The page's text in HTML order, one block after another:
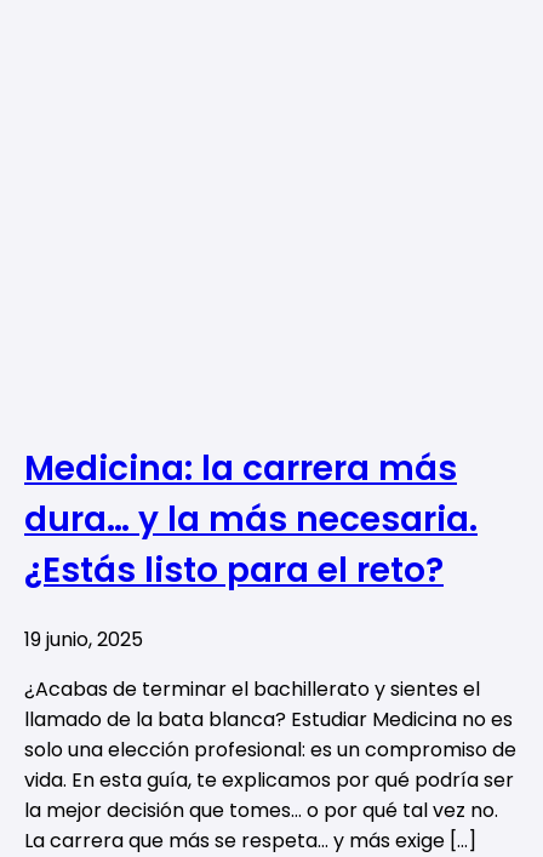
Medicina: la carrera más
dura… y la más necesaria.
¿Estás listo para el reto?
19 junio, 2025
¿Acabas de terminar el bachillerato y sientes el
llamado de la bata blanca? Estudiar Medicina no es
solo una elección profesional: es un compromiso de
vida. En esta guía, te explicamos por qué podría ser
la mejor decisión que tomes… o por qué tal vez no.
La carrera que más se respeta… y más exige […]